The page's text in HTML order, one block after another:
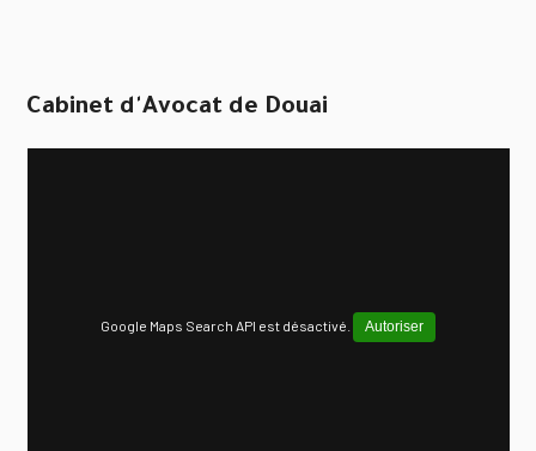
Cabinet d'Avocat de Douai
Google Maps Search API est désactivé. Autoriser